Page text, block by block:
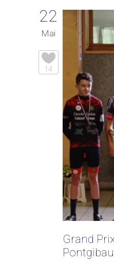
22
Mai
14
Grand